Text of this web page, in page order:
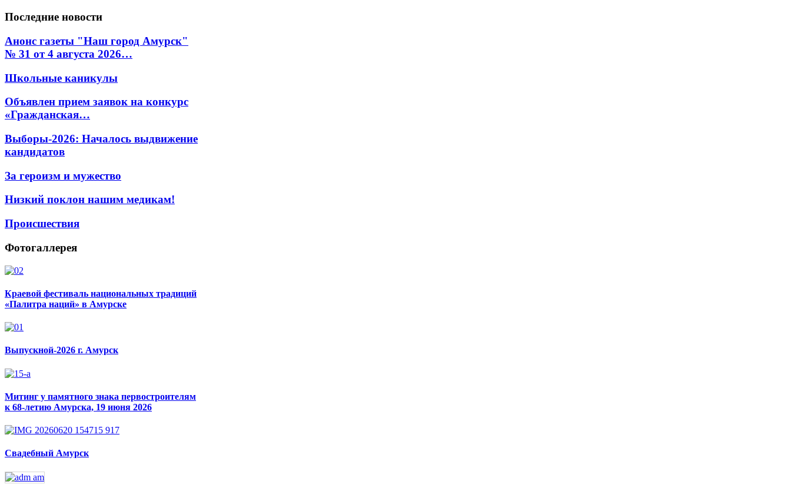
Последние новости
Анонс газеты "Наш город Амурск"
№ 31 от 4 августа 2026…
Школьные каникулы
Объявлен прием заявок на конкурс
«Гражданская…
Выборы-2026: Началось выдвижение
кандидатов
За героизм и мужество
Низкий поклон нашим медикам!
Происшествия
Фотогаллерея
Краевой фестиваль национальных традиций
«Палитра наций» в Амурске
Выпускной-2026 г. Амурск
Митинг у памятного знака первостроителям
к 68-летию Амурска, 19 июня 2026
Свадебный Амурск